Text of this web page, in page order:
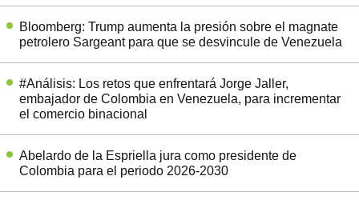
Bloomberg: Trump aumenta la presión sobre el magnate
petrolero Sargeant para que se desvincule de Venezuela
#Análisis: Los retos que enfrentará Jorge Jaller,
embajador de Colombia en Venezuela, para incrementar
el comercio binacional
Abelardo de la Espriella jura como presidente de
Colombia para el periodo 2026-2030